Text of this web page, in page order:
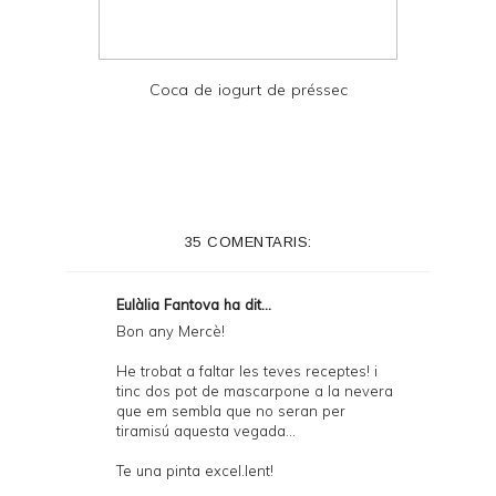
Coca de iogurt de préssec
35 COMENTARIS:
Eulàlia Fantova ha dit...
Bon any Mercè!
He trobat a faltar les teves receptes! i
tinc dos pot de mascarpone a la nevera
que em sembla que no seran per
tiramisú aquesta vegada...
Te una pinta excel.lent!